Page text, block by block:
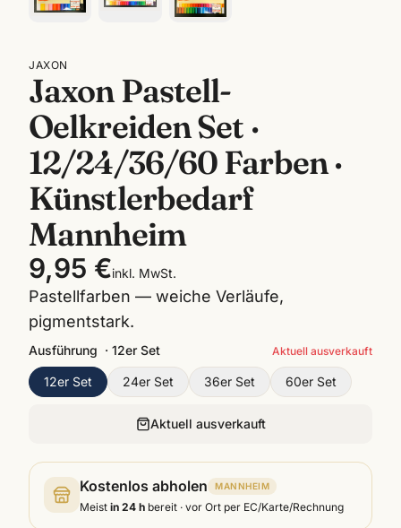
JAXON
Jaxon Pastell-
Oelkreiden Set ·
12/24/36/60 Farben ·
Künstlerbedarf
Mannheim
9,95 €inkl. MwSt.
Pastellfarben — weiche Verläufe,
pigmentstark.
Ausführung · 12er Set Aktuell ausverkauft
12er Set 24er Set 36er Set 60er Set
Aktuell ausverkauft
Kostenlos abholen MANNHEIM
Meist in 24 h bereit · vor Ort per EC/Karte/Rechnung